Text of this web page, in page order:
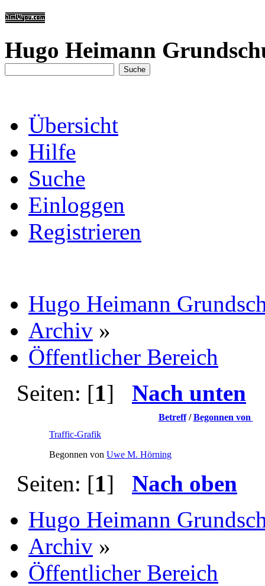
Hugo Heimann
Übersicht
Hilfe
Suche
Einloggen
Registrieren
Hugo Heimann
Archiv »
Öffentlicher Bereich
Seiten: [1] Nach unten
Betreff/Begonnen von
Traffic-Grafik
Begonnen von Uwe M. Hörning
Seiten: [1] Nach oben
Hugo Heimann
Archiv »
Öffentlicher Bereich